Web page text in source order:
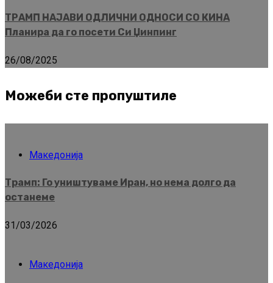
ТРАМП НАЈАВИ ОДЛИЧНИ ОДНОСИ СО КИНА
Планира да го посети Си Џинпинг
26/08/2025
Можеби сте пропуштиле
Македонија
Трамп: Го уништуваме Иран, но нема долго да
останеме
31/03/2026
Македонија